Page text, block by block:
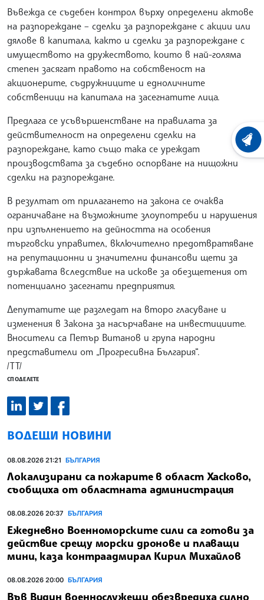
Въвежда се съдебен контрол върху определени актове
на разпореждане – сделки за разпореждане с акции или
дялове в капитала, както и сделки за разпореждане с
имуществото на дружеството, които в най-голяма
степен засягат правото на собственост на
акционерите, съдружниците и едноличните
собственици на капитала на засегнатите лица.
Предлага се усъвършенстване на правилата за
действителност на определени сделки на
разпореждане, като също така се уреждат
производствата за съдебно оспорване на нищожни
сделки на разпореждане.
В резултат от прилагането на закона се очаква
ограничаване на възможните злоупотреби и нарушения
при изпълнението на дейността на особения
търговски управител, включително предотвратяване
на репутационни и значителни финансови щети за
държавата вследствие на искове за обезщетения от
потенциално засегнати предприятия.
Депутатите ще разгледат на второ гласуване и
изменения в Закона за насърчаване на инвестициите.
Вносители са Петър Витанов и група народни
представители от „Прогресивна България“.
/ТТ/
СПОДЕЛЕТЕ
ВОДЕЩИ НОВИНИ
08.08.2026 21:21 БЪЛГАРИЯ
Локализирани са пожарите в област Хасково,
съобщиха от областната администрация
08.08.2026 20:37 БЪЛГАРИЯ
Ежедневно Военноморските сили са готови за
действие срещу морски дронове и плаващи
мини, каза контраадмирал Кирил Михайлов
08.08.2026 20:00 БЪЛГАРИЯ
Във Видин военнослужещи обезвредиха силно